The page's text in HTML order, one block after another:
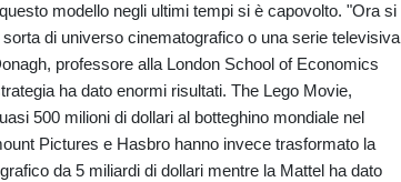
modello negli ultimi tempi si è capovolto. "Ora si
di universo cinematografico o una serie televisiva
professore alla London School of Economics
ha dato enormi risultati. The Lego Movie,
500 milioni di dollari al botteghino mondiale nel
Pictures e Hasbro hanno invece trasformato la
da 5 miliardi di dollari mentre la Mattel ha dato